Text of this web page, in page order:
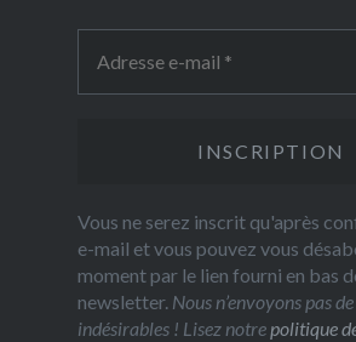
Vous ne serez inscrit qu'après
e-mail et vous pouvez vous
moment par le lien fourni en bas
newsletter. Nous n’envoyons pas
indésirables ! Lisez notrepolitique